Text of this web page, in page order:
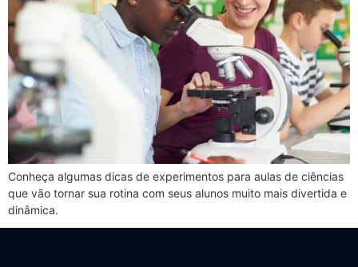
Conheça algumas dicas de experimentos para aulas de ciências
que vão tornar sua rotina com seus alunos muito mais divertida e
dinâmica.